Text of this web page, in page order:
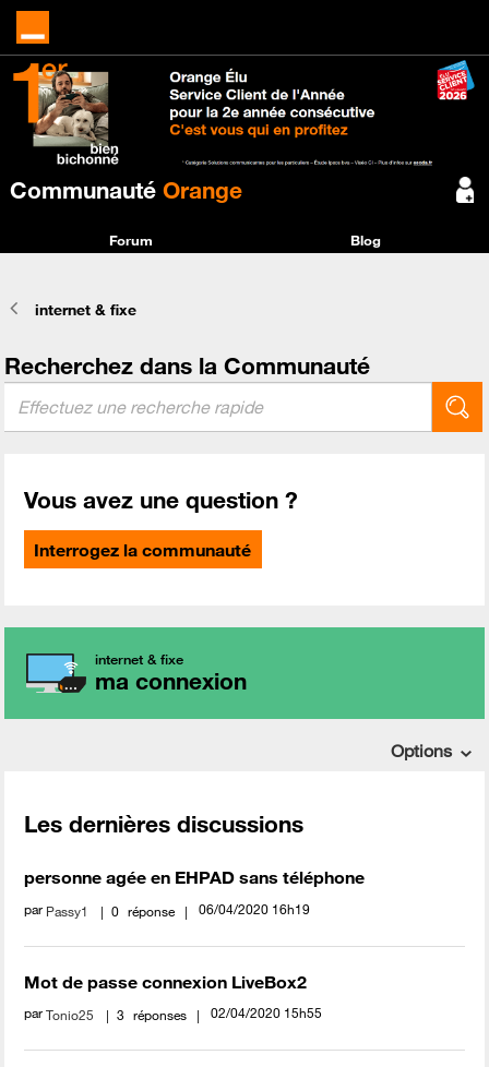
Communauté Orange
Forum Blog
internet & fixe
Recherchez dans la Communauté
Vous avez une question ?
Interrogez la communauté
internet & fixe
ma connexion
Options
Les dernières discussions
personne agée en EHPAD sans téléphone
par Passy1 0 réponse ‎06/04/2020 16h19
Mot de passe connexion LiveBox2
parTonio25 3 réponses ‎02/04/2020 15h55